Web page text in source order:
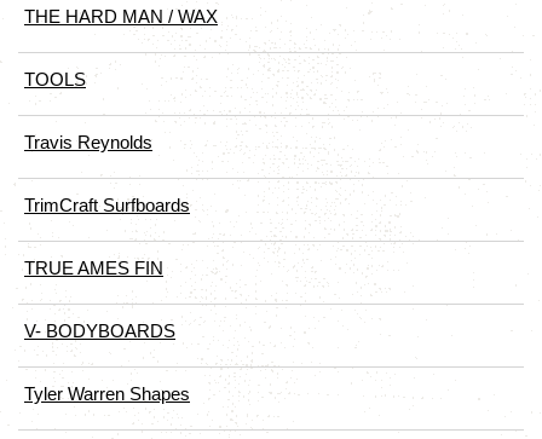
THE HARD MAN / WAX
TOOLS
Travis Reynolds
TrimCraft Surfboards
TRUE AMES FIN
V- BODYBOARDS
Tyler Warren Shapes